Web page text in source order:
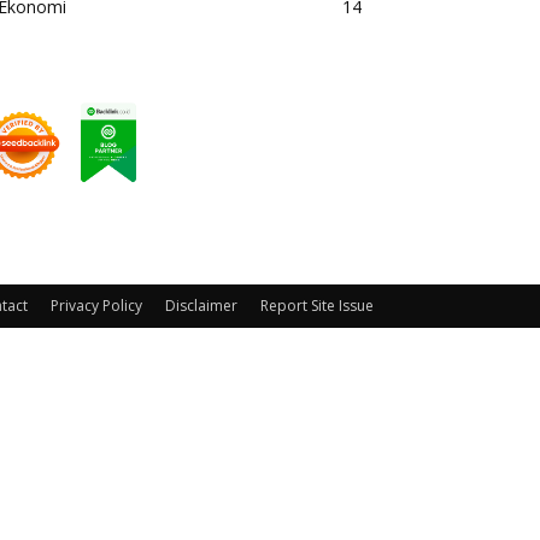
Ekonomi
14
Privacy Policy Disclaimer Report Site Issue